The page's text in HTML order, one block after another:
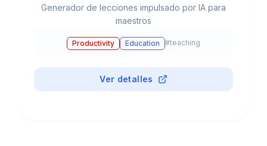
Generador de lecciones impulsado por IA para
maestros
Productivity Education #teaching
Ver detalles